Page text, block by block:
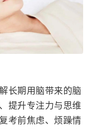
长期用脑带来的脑
提升专注力与思维
考前焦虑、烦躁情